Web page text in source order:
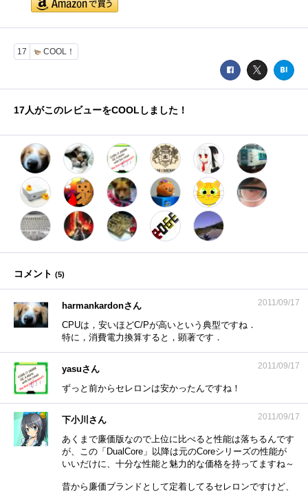
17 COOL！
17人がこのレビューをCOOLしました！
コメント (5)
harmankardonさん 2011/09/17
CPUは，安いほどC/Pが高いという典型ですね．
特に，消費電力換算すると，顕著です．
yasuさん 2011/09/17
ずっと前からセレロンは安かったんですね！
下小川さん 2011/09/17
あくまで廉価版なので上位に比べると性能は落ちるんです
が、この「DualCore」以降は元のCoreシリーズの性能が
いいだけに、十分な性能と魅力的な価格を持ってますね～
昔から廉価ブランドとして定着してるセレロンですけど、